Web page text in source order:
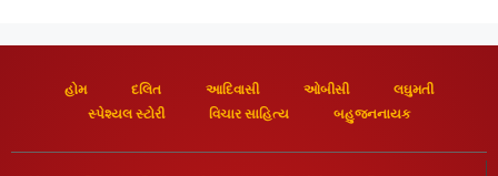
હોમ દલિત આદિવાસી ઓબીસી
લઘુમતી
સ્પેશ્યલ સ્ટોરી
વિચાર સાહિત્ય બહુજનનાયક